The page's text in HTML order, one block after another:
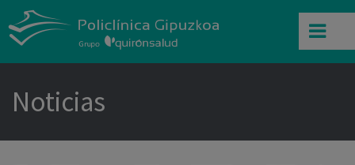
Noticias